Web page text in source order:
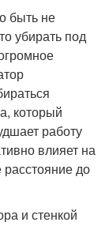
быть не
убирать под
который
работу
влияет на
до
и стенкой